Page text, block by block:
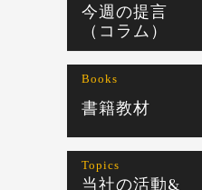
今週の提言
（コラム）
Books
書籍教材
Topics
当社の活動&